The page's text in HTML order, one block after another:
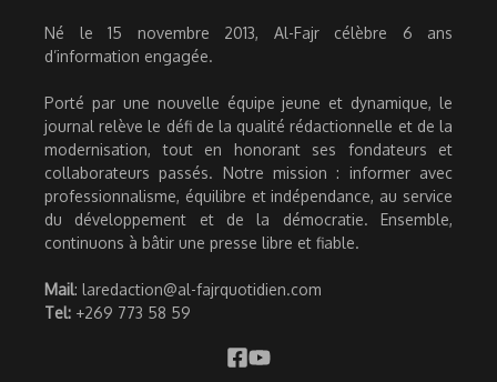
Né le 15 novembre 2013, Al-Fajr célèbre 6 ans
d’information engagée.
Porté par une nouvelle équipe jeune et dynamique, le
journal relève le défi de la qualité rédactionnelle et de la
modernisation, tout en honorant ses fondateurs et
collaborateurs passés. Notre mission : informer avec
professionnalisme, équilibre et indépendance, au service
du développement et de la démocratie. Ensemble,
continuons à bâtir une presse libre et fiable.
Mail: laredaction@al-fajrquotidien.com
Tel: +269 773 58 59